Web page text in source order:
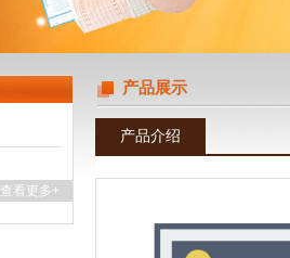
查看更多+
产品展示
产品介绍